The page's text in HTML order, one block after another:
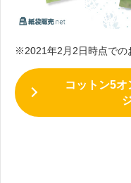
※2021年2月2日時点での
コットン5オ